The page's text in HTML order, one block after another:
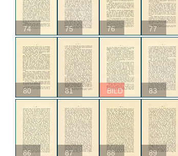
74 75 76 77
80 81 BILD 83
86 87 88 89